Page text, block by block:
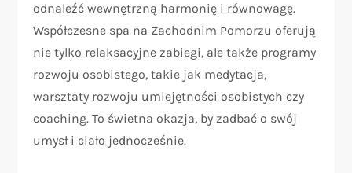
odnaleźć wewnętrzną harmonię i równowagę.
Współczesne spa na Zachodnim Pomorzu oferują
nie tylko relaksacyjne zabiegi, ale także programy
rozwoju osobistego, takie jak medytacja,
warsztaty rozwoju umiejętności osobistych czy
coaching. To świetna okazja, by zadbać o swój
umysł i ciało jednocześnie.